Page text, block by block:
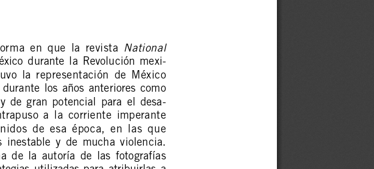
en  que  la  revista National
durante  la  Revolución  mexi-
la  representación  de  México
los  años  anteriores  como
de  gran  potencial  para  el  desa-
a  la  corriente  imperante
de  esa  época,  en  las  que
inestable  y  de  mucha  violencia.
de  la  autoría  de  las  fotografías